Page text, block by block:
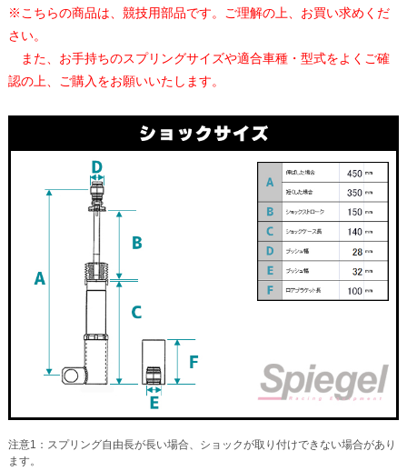
※こちらの商品は、競技用部品です。ご理解の上、お買い求めくだ
さい。
また、お手持ちのスプリングサイズや適合車種・型式をよくご確
認の上、ご購入をお願いいたします。
注意1：スプリング自由長が長い場合、ショックが取り付けできない場合があり
ます。